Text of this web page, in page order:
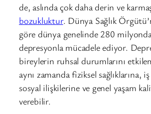
de, aslında çok daha derin ve
bozukluktur. Dünya Sağlık
göre dünya genelinde 280
depresyonla mücadele ediyor.
bireylerin ruhsal durumlarını
aynı zamanda fiziksel sağlıklarına,
sosyal ilişkilerine ve genel yaşam
verebilir.